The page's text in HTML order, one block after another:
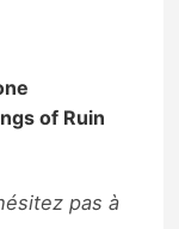
of Ruin
pas à